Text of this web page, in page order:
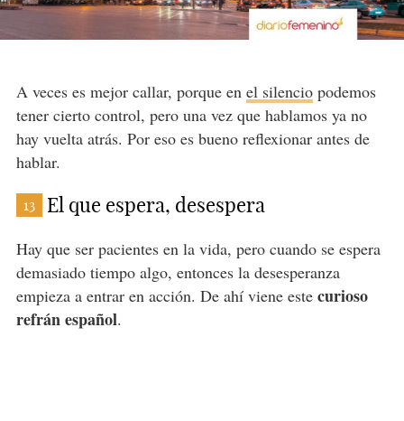
A veces es mejor callar, porque en el silenciopodemos
tener cierto control, pero una vez que hablamos ya no
hay vuelta atrás. Por eso es bueno reflexionar antes de
hablar.
13 El que espera, desespera
Hay que ser pacientes en la vida, pero cuando se espera
demasiado tiempo algo, entonces la desesperanza
empieza a entrar en acción. De ahí viene este curioso
refrán español.